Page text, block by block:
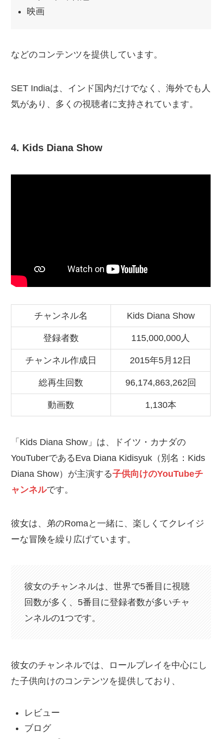
映画
などのコンテンツを提供しています。
SET Indiaは、インド国内だけでなく、海外でも人
気があり、多くの視聴者に支持されています。
4. Kids Diana Show
チャンネル名 Kids Diana Show
登録者数 115,000,000人
チャンネル作成日 2015年5月12日
総再生回数 96,174,863,262回
動画数 1,130本
「Kids Diana Show」は、ドイツ・カナダの
YouTuberであるEva Diana Kidisyuk（別名：Kids
Diana Show）が主演する子供向けのYouTubeチ
ャンネルです。
彼女は、弟のRomaと一緒に、楽しくてクレイジ
ーな冒険を繰り広げています。
彼女のチャンネルは、世界で5番目に視聴
回数が多く、5番目に登録者数が多いチャ
ンネルの1つです。
彼女のチャンネルでは、ロールプレイを中心にし
た子供向けのコンテンツを提供しており、
レビュー
ブログ